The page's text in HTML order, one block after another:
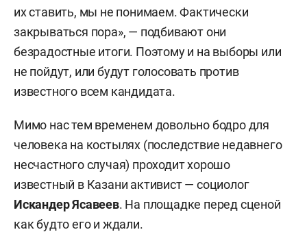
их ставить, мы не понимаем. Фактически
закрываться пора», — подбивают они
безрадостные итоги. Поэтому и на выборы или
не пойдут, или будут голосовать против
известного всем кандидата.
Мимо нас тем временем довольно бодро для
человека на костылях (последствие недавнего
несчастного случая) проходит хорошо
известный в Казани активист — социолог
Искандер Ясавеев. На площадке перед сценой
как будто его и ждали.